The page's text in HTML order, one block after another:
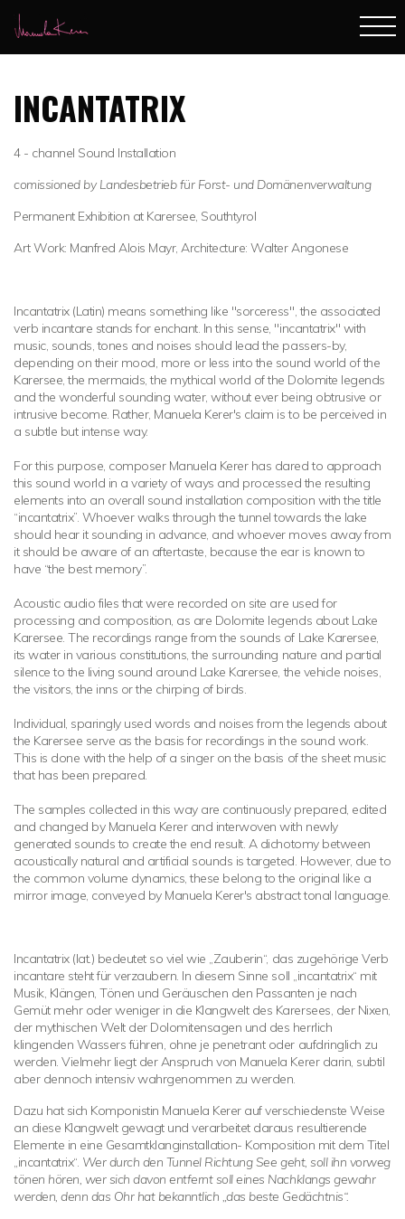
INCANTATRIX
4 - channel Sound Installation
comissioned by Landesbetrieb für Forst- und Domänenverwaltung
Permanent Exhibition at Karersee, Southtyrol
Art Work: Manfred Alois Mayr, Architecture: Walter Angonese
Incantatrix (Latin) means something like "sorceress", the associated
verb incantare stands for enchant. In this sense, "incantatrix" with
music, sounds, tones and noises should lead the passers-by,
depending on their mood, more or less into the sound world of the
Karersee, the mermaids, the mythical world of the Dolomite legends
and the wonderful sounding water, without ever being obtrusive or
intrusive become. Rather, Manuela Kerer's claim is to be perceived in
a subtle but intense way.
For this purpose, composer Manuela Kerer has dared to approach
this sound world in a variety of ways and processed the resulting
elements into an overall sound installation composition with the title
“incantatrix”. Whoever walks through the tunnel towards the lake
should hear it sounding in advance, and whoever moves away from
it should be aware of an aftertaste, because the ear is known to
have “the best memory”.
Acoustic audio files that were recorded on site are used for
processing and composition, as are Dolomite legends about Lake
Karersee. The recordings range from the sounds of Lake Karersee,
its water in various constitutions, the surrounding nature and partial
silence to the living sound around Lake Karersee, the vehicle noises,
the visitors, the inns or the chirping of birds.
Individual, sparingly used words and noises from the legends about
the Karersee serve as the basis for recordings in the sound work.
This is done with the help of a singer on the basis of the sheet music
that has been prepared.
The samples collected in this way are continuously prepared, edited
and changed by Manuela Kerer and interwoven with newly
generated sounds to create the end result. A dichotomy between
acoustically natural and artificial sounds is targeted. However, due to
the common volume dynamics, these belong to the original like a
mirror image, conveyed by Manuela Kerer's abstract tonal language.
Incantatrix (lat.) bedeutet so viel wie „Zauberin“, das zugehörige Verb
incantare steht für verzaubern. In diesem Sinne soll „incantatrix“ mit
Musik, Klängen, Tönen und Geräuschen den Passanten je nach
Gemüt mehr oder weniger in die Klangwelt des Karersees, der Nixen,
der mythischen Welt der Dolomitensagen und des herrlich
klingenden Wassers führen, ohne je penetrant oder aufdringlich zu
werden. Vielmehr liegt der Anspruch von Manuela Kerer darin, subtil
aber dennoch intensiv wahrgenommen zu werden.
Dazu hat sich Komponistin Manuela Kerer auf verschiedenste Weise
an diese Klangwelt gewagt und verarbeitet daraus resultierende
Elemente in eine Gesamtklanginstallation- Komposition mit dem Titel
„incantatrix“. Wer durch den Tunnel Richtung See geht, soll ihn vorweg
tönen hören, wer sich davon entfernt soll eines Nachklangs gewahr
werden, denn das Ohr hat bekanntlich „das beste Gedächtnis“.